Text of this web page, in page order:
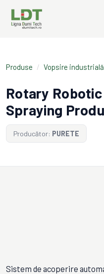
Produse / Vopsire industrială
Rotary
Spraying
Producător: PURETE
Sistem de acoperire